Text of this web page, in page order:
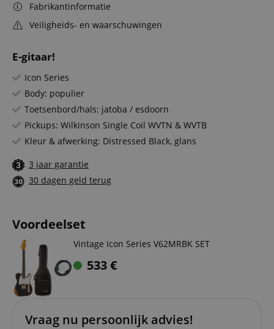
E-gitaar!
Icon Series
Body: populier
Toetsenbord/hals: jatoba / esdoorn
Pickups: Wilkinson Single Coil WVTN & WVTB
Kleur & afwerking: Distressed Black, glans
3 jaar garantie
30 dagen geld terug
Fabrikantinformatie
Veiligheids- en waarschuwingen
Voordeelset
Vintage Icon Series V62MRBK SET
533€
Vraag nu persoonlijk advies!